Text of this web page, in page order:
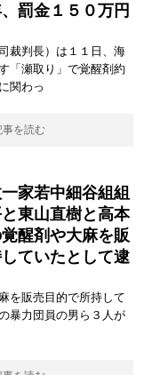
罰金１５０万円
裁判長）は１１日、海
「瀬取り」で覚醒剤約
関わっ
事を読む
家若中細谷組組
東山直樹と高本
醒剤や大麻を販
ていたとして逮
を販売目的で所持して
暴力団員の男ら３人が